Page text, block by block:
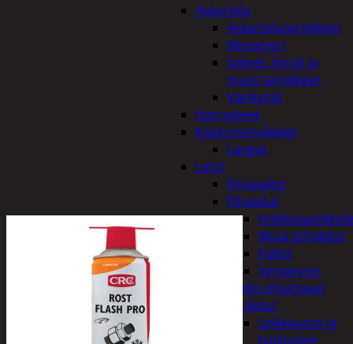
Askartelu
Askartelutarvikkeet
Miniatyyri
Sakset, liimat ja
muut tarvikkeet
Värikynät
Harrasteet
Käsityötarvikkeet
Langat
Lelut
Ilmapallot
Pihalelut
Muut pihalelut
Pallot
Vesipyssyt
Radio-ohjattavat
Sisälelut
Leikkiautot ja
työkoneet